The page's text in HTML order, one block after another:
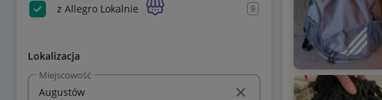
z Allegro Lokalnie 9
Lokalizacja
Miejscowość